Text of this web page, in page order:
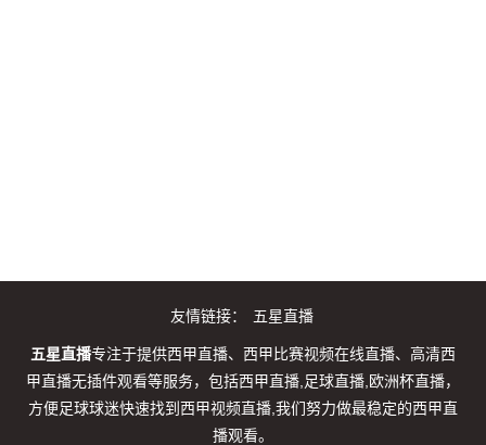
友情链接： 五星直播
五星直播专注于提供西甲直播、西甲比赛视频在线直播、高清西
甲直播无插件观看等服务，包括西甲直播,足球直播,欧洲杯直播，
方便足球球迷快速找到西甲视频直播,我们努力做最稳定的西甲直
播观看。